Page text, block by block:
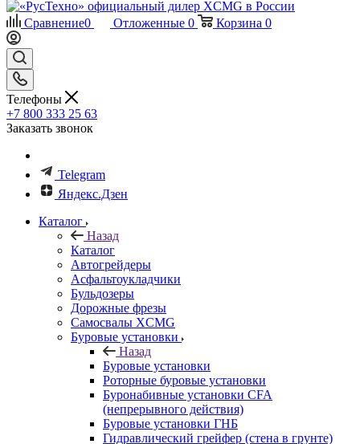
Сравнение0 Отложенные 0 Корзина 0
Телефоны
+7 800 333 25 63
Заказать звонок
Telegram
Яндекс.Дзен
Каталог
Назад
Каталог
Автогрейдеры
Асфальтоукладчики
Бульдозеры
Дорожные фрезы
Самосвалы XCMG
Буровые установки
Назад
Буровые установки
Роторные буровые установки
Буронабивные установки CFA
(непрерывного действия)
Буровые установки ГНБ
Гидравлический грейфер (стена в грунте)